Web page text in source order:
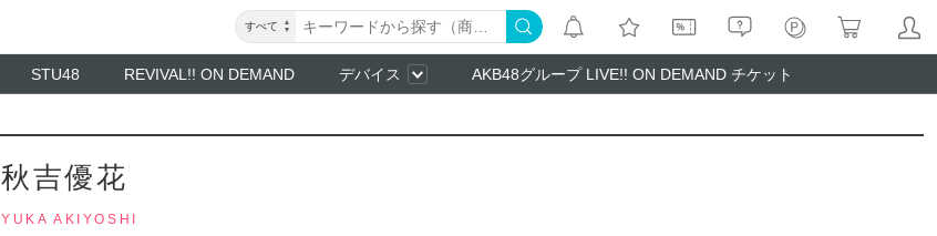
すべて
STU48 REVIVAL!! ON DEMAND デバイス AKB48グループ LIVE!! ON DEMAND チケット
秋吉優花
YUKA AKIYOSHI